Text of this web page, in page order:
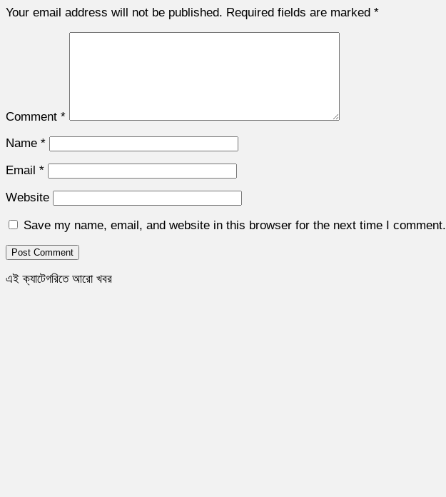
Your email address will not be published. Required fields are marked *
Comment *
Name *
Email *
Website
Save my name, email, and website in this browser for the next time I comment.
এই ক্যাটেগরিতে আরো খবর